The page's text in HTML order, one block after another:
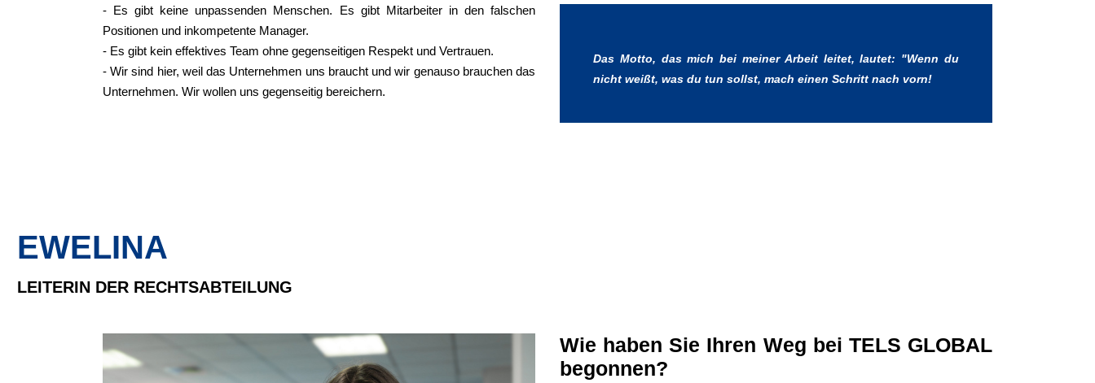
- Es gibt keine unpassenden Menschen. Es gibt Mitarbeiter in den falschen
Positionen und inkompetente Manager.
- Es gibt kein effektives Team ohne gegenseitigen Respekt und Vertrauen.
- Wir sind hier, weil das Unternehmen uns braucht und wir genauso brauchen das
Unternehmen. Wir wollen uns gegenseitig bereichern.
Das Motto, das mich bei meiner Arbeit leitet, lautet: "Wenn du
nicht weißt, was du tun sollst, mach einen Schritt nach vorn!
EWELINA
LEITERIN DER RECHTSABTEILUNG
Wie haben Sie Ihren Weg bei TELS GLOBAL
begonnen?